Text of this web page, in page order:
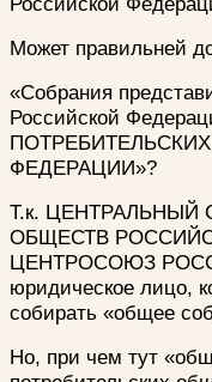
Может правильней
«Собрания
Российской
ФЕДЕРАЦИИ»?
Т.к.
ОБЩЕСТВ
ЦЕНТРОСОЮЗ
юридическое лицо,
собирать «общее
Но, при чем тут